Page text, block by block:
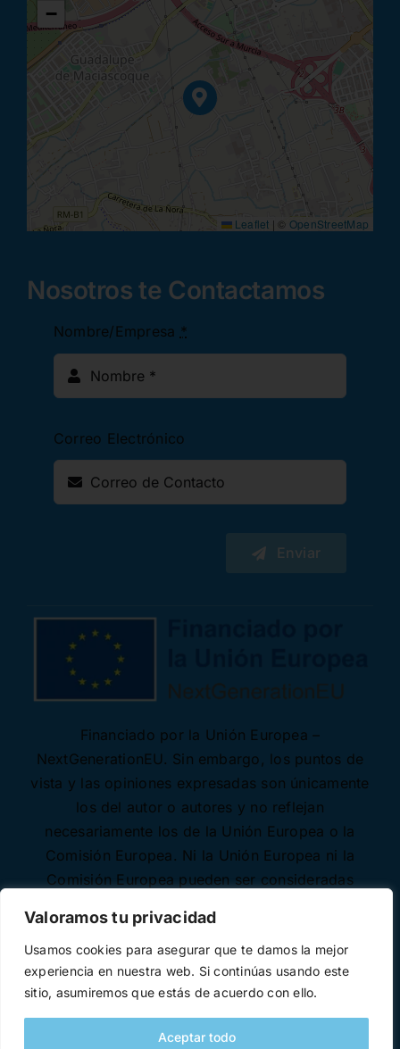
Valoramos tu privacidad
Usamos cookies para asegurar que te damos la mejor
experiencia en nuestra web. Si continúas usando este
sitio, asumiremos que estás de acuerdo con ello.
Aceptar todo
−
Leaflet | © OpenStreetMap
Nosotros te Contactamos
Nombre/Empresa *
Correo Electrónico
Enviar
Financiado por la Unión Europea –
NextGenerationEU. Sin embargo, los puntos de
vista y las opiniones expresadas son únicamente
los del autor o autores y no reflejan
necesariamente los de la Unión Europea o la
Comisión Europea. Ni la Unión Europea ni la
Comisión Europea pueden ser consideradas